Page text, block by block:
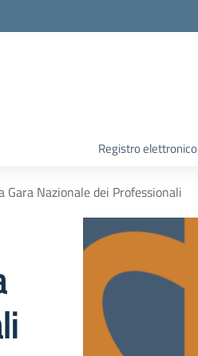
Registro elettronico
Gara Nazionale dei Professionali